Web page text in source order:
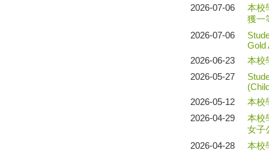
2026-07-06
本校
獲一
2026-07-06
Gold
2026-06-23
本校
2026-05-27
2026-05-12
本校
2026-04-29
本校
女子
2026-04-28
本校